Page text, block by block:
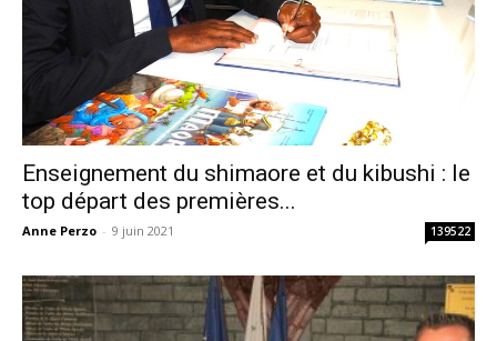
Enseignement du shimaore et du kibushi : le
top départ des premières...
Anne Perzo - 9 juin 2021 139522